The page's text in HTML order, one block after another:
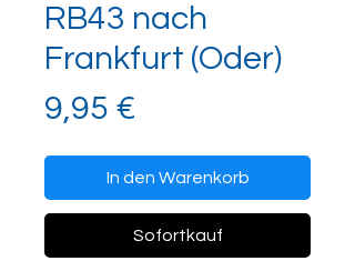
RB43 nach
Frankfurt (Oder)
9,95 €
In den Warenkorb
Sofortkauf